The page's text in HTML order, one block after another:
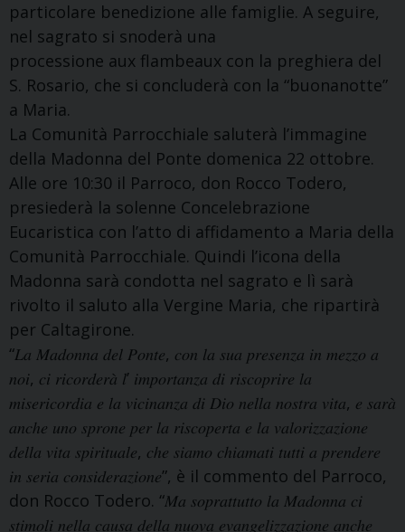
particolare benedizione alle famiglie. A seguire,
nel sagrato si snoderà una
processione aux flambeaux con la preghiera del
S. Rosario, che si concluderà con la “buonanotte”
a Maria.
La Comunità Parrocchiale saluterà l’immagine
della Madonna del Ponte domenica 22 ottobre.
Alle ore 10:30 il Parroco, don Rocco Todero,
presiederà la solenne Concelebrazione
Eucaristica con l’atto di affidamento a Maria della
Comunità Parrocchiale. Quindi l’icona della
Madonna sarà condotta nel sagrato e lì sarà
rivolto il saluto alla Vergine Maria, che ripartirà
per Caltagirone.
“𝐿𝑎 𝑀𝑎𝑑𝑜𝑛𝑛𝑎 𝑑𝑒𝑙 𝑃𝑜𝑛𝑡𝑒, 𝑐𝑜𝑛 𝑙𝑎 𝑠𝑢𝑎 𝑝𝑟𝑒𝑠𝑒𝑛𝑧𝑎 𝑖𝑛 𝑚𝑒𝑧𝑧𝑜 𝑎
𝑛𝑜𝑖, 𝑐𝑖 𝑟𝑖𝑐𝑜𝑟𝑑𝑒𝑟𝑎̀ 𝑙’ 𝑖𝑚𝑝𝑜𝑟𝑡𝑎𝑛𝑧𝑎 𝑑𝑖 𝑟𝑖𝑠𝑐𝑜𝑝𝑟𝑖𝑟𝑒 𝑙𝑎
𝑚𝑖𝑠𝑒𝑟𝑖𝑐𝑜𝑟𝑑𝑖𝑎 𝑒 𝑙𝑎 𝑣𝑖𝑐𝑖𝑛𝑎𝑛𝑧𝑎 𝑑𝑖 𝐷𝑖𝑜 𝑛𝑒𝑙𝑙𝑎 𝑛𝑜𝑠𝑡𝑟𝑎 𝑣𝑖𝑡𝑎, 𝑒 𝑠𝑎𝑟𝑎̀
𝑎𝑛𝑐ℎ𝑒 𝑢𝑛𝑜 𝑠𝑝𝑟𝑜𝑛𝑒 𝑝𝑒𝑟 𝑙𝑎 𝑟𝑖𝑠𝑐𝑜𝑝𝑒𝑟𝑡𝑎 𝑒 𝑙𝑎 𝑣𝑎𝑙𝑜𝑟𝑖𝑧𝑧𝑎𝑧𝑖𝑜𝑛𝑒
𝑑𝑒𝑙𝑙𝑎 𝑣𝑖𝑡𝑎 𝑠𝑝𝑖𝑟𝑖𝑡𝑢𝑎𝑙𝑒, 𝑐ℎ𝑒 𝑠𝑖𝑎𝑚𝑜 𝑐ℎ𝑖𝑎𝑚𝑎𝑡𝑖 𝑡𝑢𝑡𝑡𝑖 𝑎 𝑝𝑟𝑒𝑛𝑑𝑒𝑟𝑒
𝑖𝑛 𝑠𝑒𝑟𝑖𝑎 𝑐𝑜𝑛𝑠𝑖𝑑𝑒𝑟𝑎𝑧𝑖𝑜𝑛𝑒”, è il commento del Parroco,
don Rocco Todero. “𝑀𝑎 𝑠𝑜𝑝𝑟𝑎𝑡𝑡𝑢𝑡𝑡𝑜 𝑙𝑎 𝑀𝑎𝑑𝑜𝑛𝑛𝑎 𝑐𝑖
𝑠𝑡𝑖𝑚𝑜𝑙𝑖 𝑛𝑒𝑙𝑙𝑎 𝑐𝑎𝑢𝑠𝑎 𝑑𝑒𝑙𝑙𝑎 𝑛𝑢𝑜𝑣𝑎 𝑒𝑣𝑎𝑛𝑔𝑒𝑙𝑖𝑧𝑧𝑎𝑧𝑖𝑜𝑛𝑒 𝑎𝑛𝑐ℎ𝑒